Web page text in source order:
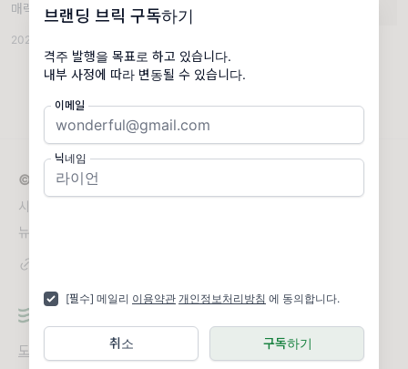
브랜딩 브릭 구독하기
격주 발행을 목표로 하고 있습니다.
내부 사정에 따라 변동될 수 있습니다.
이메일
닉네임
[필수] 메일리 이용약관 개인정보처리방침 에 동의합니다.
구독하기
취소
매력 액면 그대로 보이는 게 전부인 사람이 있
습니다. 숨김없이 모든 걸 한번에 다 내보이는
사람이죠. 이렇게 속내까지 뻔히 다 보이는 사
람은 첫 만남에도 상당히 편
2022.04.18
© 2026 브랜딩 브릭
시선의 높이가 다른 브랜딩 리포트
뉴스레터 문의
도움말
오류 및 기능 관련 제보